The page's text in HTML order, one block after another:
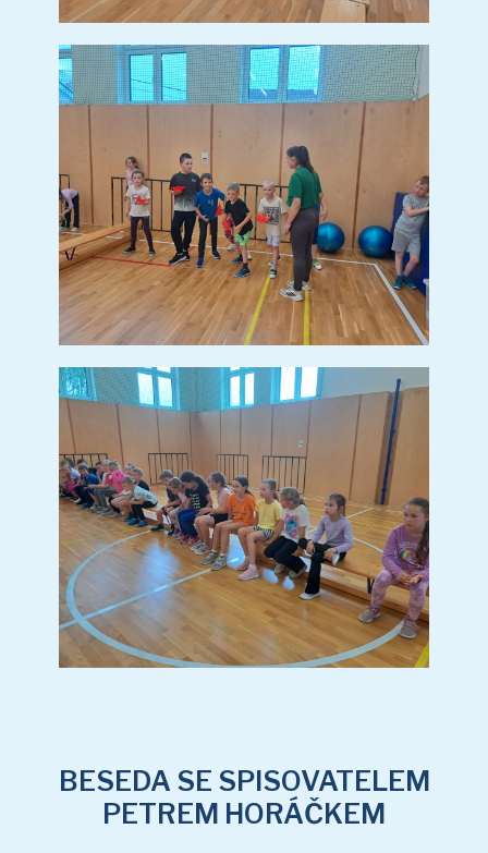
BESEDA SE SPISOVATELEM
PETREM HORÁČKEM
BESEDA SE
SPISOVATELEM PETREM
HORÁČKEM(15 sn.)